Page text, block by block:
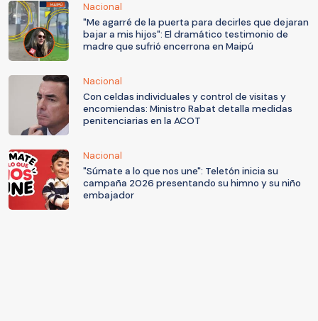
Nacional
"Me agarré de la puerta para decirles que dejaran
bajar a mis hijos": El dramático testimonio de
madre que sufrió encerrona en Maipú
Nacional
Con celdas individuales y control de visitas y
encomiendas: Ministro Rabat detalla medidas
penitenciarias en la ACOT
Nacional
"Súmate a lo que nos une": Teletón inicia su
campaña 2026 presentando su himno y su niño
embajador